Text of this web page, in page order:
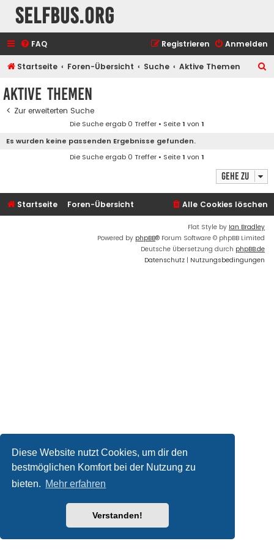
Diese Website nutzt Cookies, um dir den
bestmöglichen Komfort bei der Nutzung zu
bieten. Mehr erfahren
Verstanden!
selfbus.org
FAQ Anmelden
Registrieren
Startseite Foren-Übersicht Suche Aktive Themen
Aktive Themen
Zur erweiterten Suche
Die Suche ergab 0 Treffer • Seite1 von 1
Es wurden keine passenden Ergebnisse gefunden.
Die Suche ergab 0 Treffer • Seite1 von 1
Gehe zu
Startseite Foren-Übersicht Alle Cookies löschen
Flat Style by Ian Bradley
Powered by phpBB® Forum Software © phpBB Limited
Deutsche Übersetzung durch phpBB.de
Datenschutz | Nutzungsbedingungen